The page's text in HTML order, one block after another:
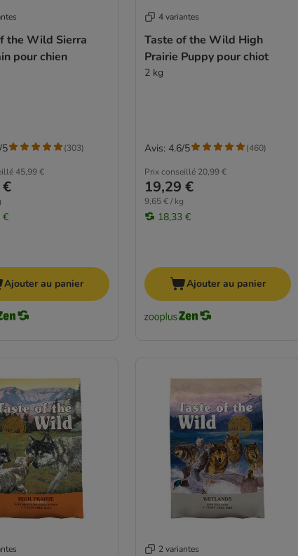
the Wild Sierra
pour chien
45,99 €
€
5 (303)
Ajouter au panier
4 variantes
Taste of the Wild High
Prairie Puppy pour chiot
2 kg
Prix conseillé 20,99 €
19,29 €
9,65 € / kg
18,33 €
Avis: 4.6/5 (460)
Ajouter au panier
2 variantes